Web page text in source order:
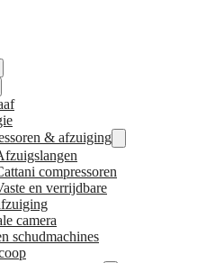
& afzuiging
compressoren
en verrijdbare
camera
schudmachines